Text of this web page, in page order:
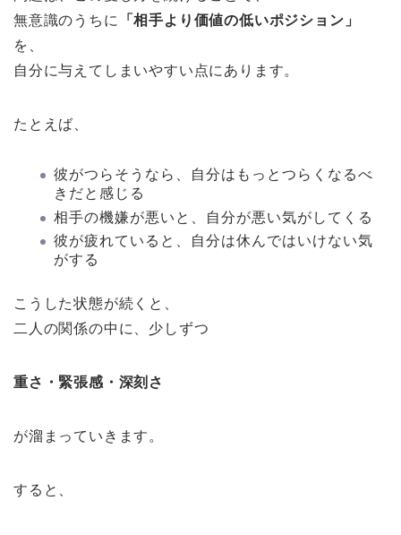
無意識のうちに
「相手より価値の低いポジション」
を、
自分に与えてしまいやすい点にあります。
たとえば、
彼がつらそうなら、自分はもっとつらくなるべ
きだと感じる
相手の機嫌が悪いと、自分が悪い気がしてくる
彼が疲れていると、自分は休んではいけない気
がする
こうした状態が続くと、
二人の関係の中に、少しずつ
重さ・緊張感・深刻さ
が溜まっていきます。
すると、